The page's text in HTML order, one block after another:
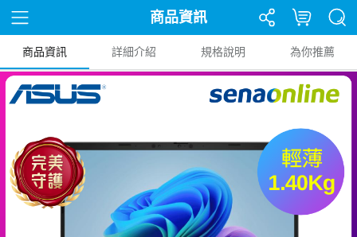
商品資訊
商品資訊 詳細介紹 規格說明 為你推薦